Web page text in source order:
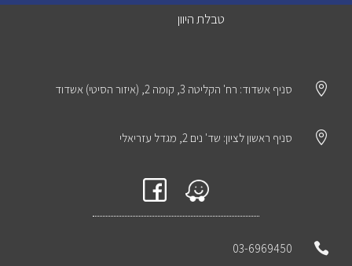
טבלת היוון
 סניף אשדוד: רח' הקליטה 3, קומה 2, (איזור הסיטי) אשדוד
 סניף ראשון לציון: שד' נים 2, מגדל עזריאלי

03-6969450